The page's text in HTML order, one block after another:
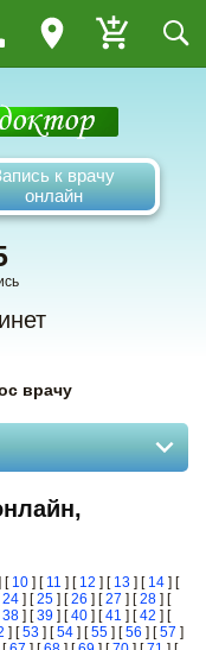
к врачу
онлайн
врачу
[ 10 ] [ 11 ] [ 12 ] [ 13 ] [ 14 ] [
24 ] [25 ] [26 ] [27 ] [28 ] [
38 ] [39 ] [40 ] [41 ] [42 ] [
] [53 ] [54 ] [55 ] [56 ] [57 ]